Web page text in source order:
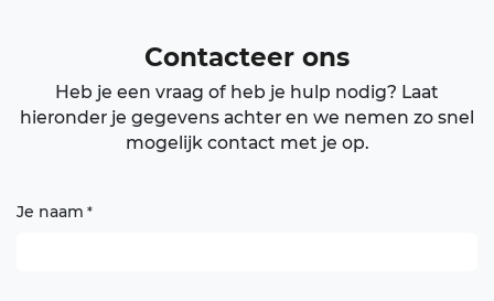
Contacteer ons
Heb je een vraag of heb je hulp nodig? Laat
hieronder je gegevens achter en we nemen zo snel
mogelijk contact met je op.
Je naam *